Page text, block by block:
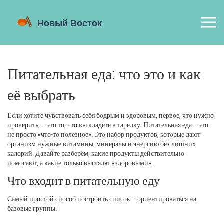
Питательная еда: что это и как
её выбрать
Если хотите чувствовать себя бодрым и здоровым, первое, что нужно
проверить, – это то, что вы кладёте в тарелку. Питательная еда – это
не просто «что‑то полезное». Это набор продуктов, которые дают
организм нужные витамины, минералы и энергию без лишних
калорий. Давайте разберём, какие продукты действительно
помогают, а какие только выглядят «здоровыми».
Что входит в питательную еду
Самый простой способ построить список – ориентироваться на
базовые группы: